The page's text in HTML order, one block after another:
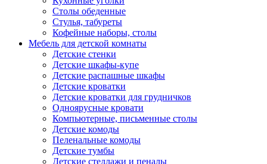
Столы обеденные
Стулья, табуреты
Кофейные наборы, столы
Мебель для детской комнаты
Детские стенки
Детские шкафы-купе
Детские распашные шкафы
Детские кроватки
Детские кроватки для грудничков
Одноярусные кровати
Компьютерные, письменные столы
Детские комоды
Пеленальные комоды
Детские тумбы
Детские стеллажи и пеналы